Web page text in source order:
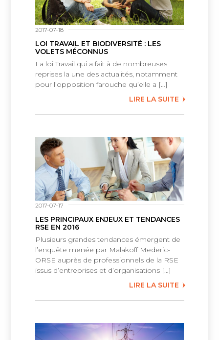
2017-07-18
LOI TRAVAIL ET BIODIVERSITÉ : LES
VOLETS MÉCONNUS
La loi Travail qui a fait à de nombreuses
reprises la une des actualités, notamment
pour l’opposition farouche qu’elle a […]
LIRE LA SUITE
2017-07-17
LES PRINCIPAUX ENJEUX ET TENDANCES
RSE EN 2016
Plusieurs grandes tendances émergent de
l’enquête menée par Malakoff Mederic-
ORSE auprès de professionnels de la RSE
issus d’entreprises et d’organisations […]
LIRE LA SUITE